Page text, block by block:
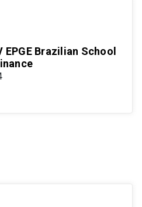
Brazilian School